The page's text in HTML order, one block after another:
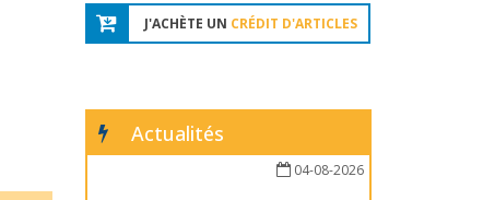
J'ACHÈTE UN CRÉDIT D'ARTICLES
Actualités
04-08-2026